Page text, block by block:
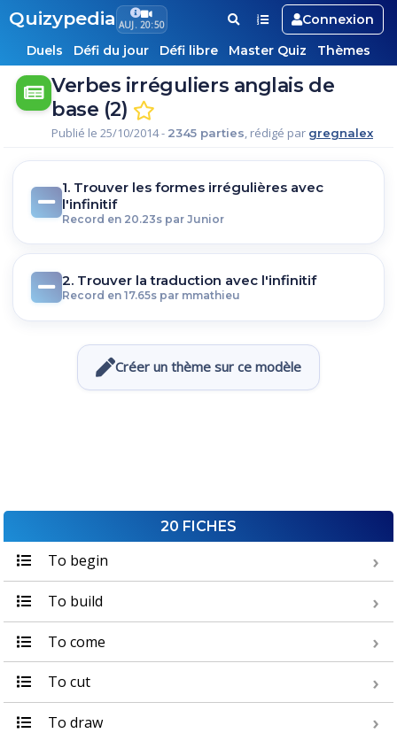
Quizypedia AUJ. 20:50
Connexion
Duels
Défi du jour Défi libre Master Quiz Thèmes
Verbes irréguliers anglais de
base (2)
Publié le 25/10/2014 - 2345 parties, rédigé par gregnalex
1. Trouver les formes irrégulières avec
l'infinitif
Record en 20.23s par Junior
2. Trouver la traduction avec l'infinitif
Record en 17.65s par mmathieu
Créer un thème sur ce modèle
20 FICHES
To begin
To build
To come
To cut
To draw